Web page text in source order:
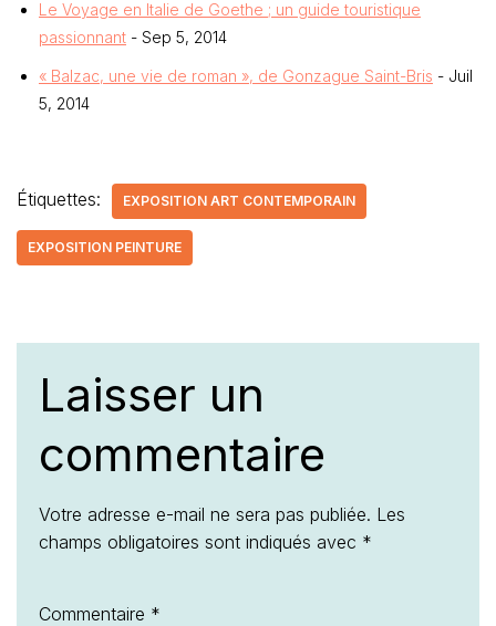
Le Voyage en Italie de Goethe ; un guide touristique
passionnant - Sep 5, 2014
« Balzac, une vie de roman », de Gonzague Saint-Bris - Juil
5, 2014
Étiquettes: EXPOSITION ART CONTEMPORAIN
EXPOSITION PEINTURE
Laisser un
commentaire
Votre adresse e-mail ne sera pas publiée. Les
champs obligatoires sont indiqués avec *
Commentaire *